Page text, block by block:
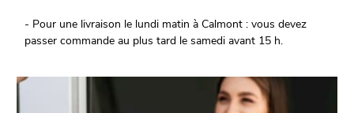
- Pour une livraison le lundi matin à Calmont : vous devez
passer commande au plus tard le samedi avant 15 h.